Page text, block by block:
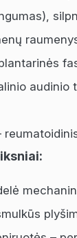
audinio